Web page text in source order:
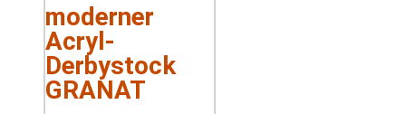
moderner
Acryl-
Derbystock
GRANAT